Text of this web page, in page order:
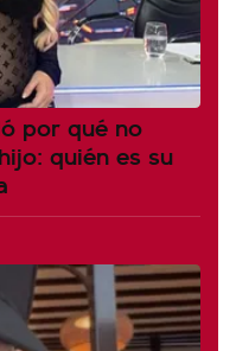
por qué no
quién es su